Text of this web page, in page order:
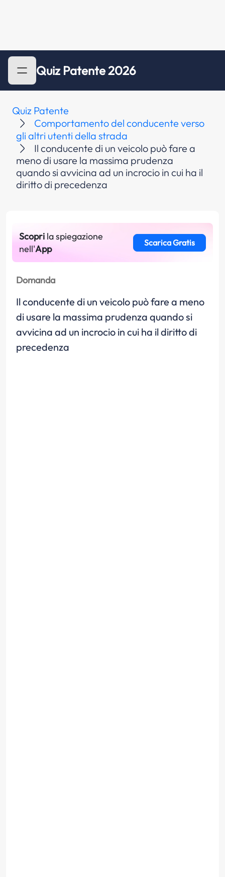
Quiz Patente 2026
Quiz Patente
Comportamento del conducente verso
gli altri utenti della strada
Il conducente di un veicolo può fare a
meno di usare la massima prudenza
quando si avvicina ad un incrocio in cui ha il
diritto di precedenza
Scopri la spiegazione
nell'App
Scarica Gratis
Domanda
Il conducente di un veicolo può fare a meno
di usare la massima prudenza quando si
avvicina ad un incrocio in cui ha il diritto di
precedenza